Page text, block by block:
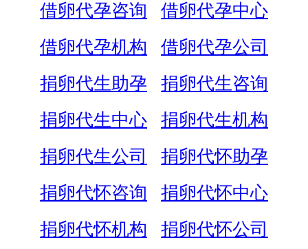
借卵代孕咨询
借卵代孕中心
借卵代孕机构
借卵代孕公司
捐卵代生助孕
捐卵代生咨询
捐卵代生中心
捐卵代生机构
捐卵代生公司
捐卵代怀助孕
捐卵代怀咨询
捐卵代怀中心
捐卵代怀机构
捐卵代怀公司